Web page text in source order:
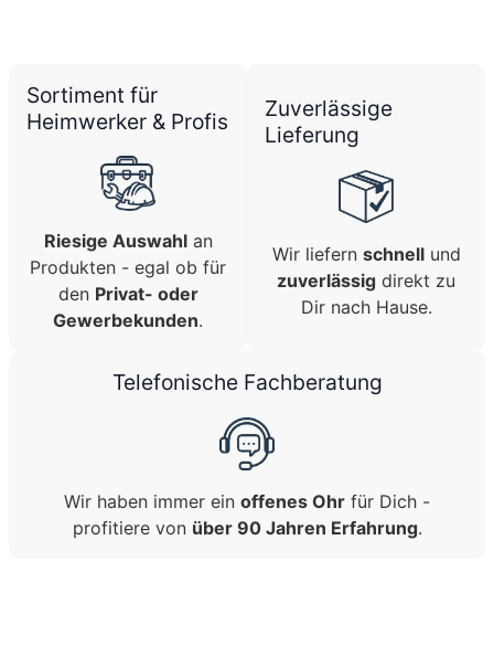
Sortiment für
Heimwerker & Profis
Riesige Auswahlan
Produkten - egal ob für
den Privat- oder
Gewerbekunden.
Zuverlässige
Lieferung
Wir liefern schnellund
zuverlässig direkt zu
Dir nach Hause.
Telefonische Fachberatung
Wir haben immer ein offenes Ohr für Dich -
profitiere von über 90 Jahren Erfahrung.